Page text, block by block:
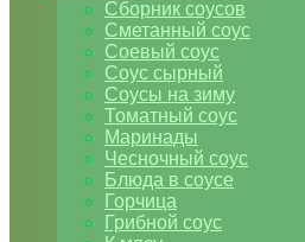
Сборник соусов
Сметанный соус
Соевый соус
Соус сырный
Соусы на зиму
Томатный соус
Маринады
Чесночный соус
Блюда в соусе
Горчица
Грибной соус